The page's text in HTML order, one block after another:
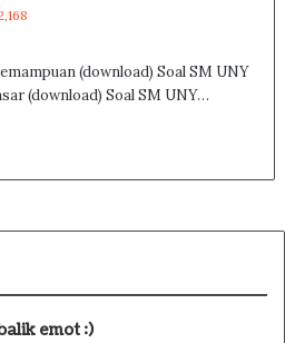
(download) Soal SM UNY
(download) Soal SM UNY…
emot :)